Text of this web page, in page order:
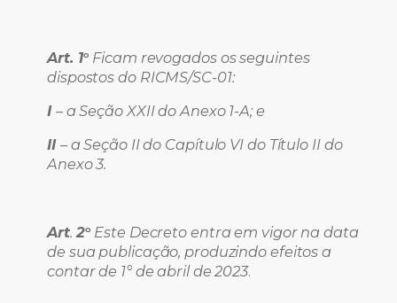
Art. 1° Ficam revogados os seguintes
dispostos do RICMS/SC-01:
I – a Seção XXII do Anexo 1-A; e
II – a Seção II do Capítulo VI do Título II do
Anexo 3.
Art. 2° Este Decreto entra em vigor na data
de sua publicação, produzindo efeitos a
contar de 1° de abril de 2023.